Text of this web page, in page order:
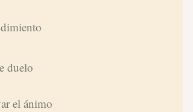
duelo
el ánimo